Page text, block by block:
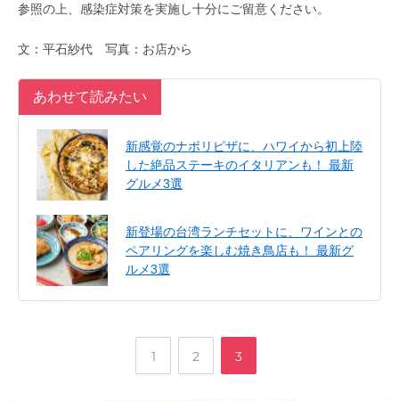
参照の上、感染症対策を実施し十分にご留意ください。
文：平石紗代 写真：お店から
あわせて読みたい
新感覚のナポリピザに、ハワイから初上陸
した絶品ステーキのイタリアンも！ 最新
グルメ3選
新登場の台湾ランチセットに、ワインとの
ペアリングを楽しむ焼き鳥店も！ 最新グ
ルメ3選
ペ1
,
ペ
2
,
ペ
3